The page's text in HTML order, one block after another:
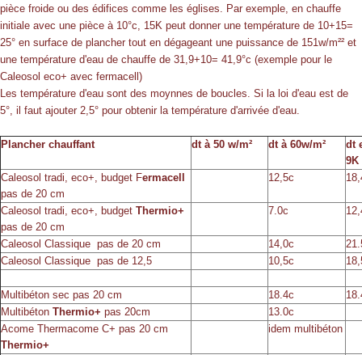
pièce froide ou des édifices comme les églises. Par exemple, en chauffe
initiale avec une pièce à 10°c, 15K peut donner une température de 10+15=
25° en surface de plancher tout en dégageant une puissance de 151w/m²² et
une température d'eau de chauffe de 31,9+10= 41,9°c (exemple pour le
Caleosol eco+ avec fermacell)
Les température d'eau sont des moynnes de boucles. Si la loi d'eau est de
5°, il faut ajouter 2,5° pour obtenir la température d'arrivée d'eau.
Plancher chauffant dt à 50 w/m² dt à 60w/m²
dt
9K
Caleosol tradi, eco+, budget Fermacell
pas de 20 cm
12,5c
Caleosol tradi, eco+, budget Thermio+
pas de 20 cm
7.0c
Caleosol Classique pas de 20 cm 14,0c
Caleosol Classique pas de 12,5
10,5c
Multibéton sec pas 20 cm 18.4c
Multibéton Thermio+ pas 20cm
13.0c
Acome Thermacome C+ pas 20 cm
Thermio+
idem multibéton